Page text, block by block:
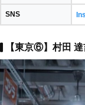
SNS
【東京⑥】村田